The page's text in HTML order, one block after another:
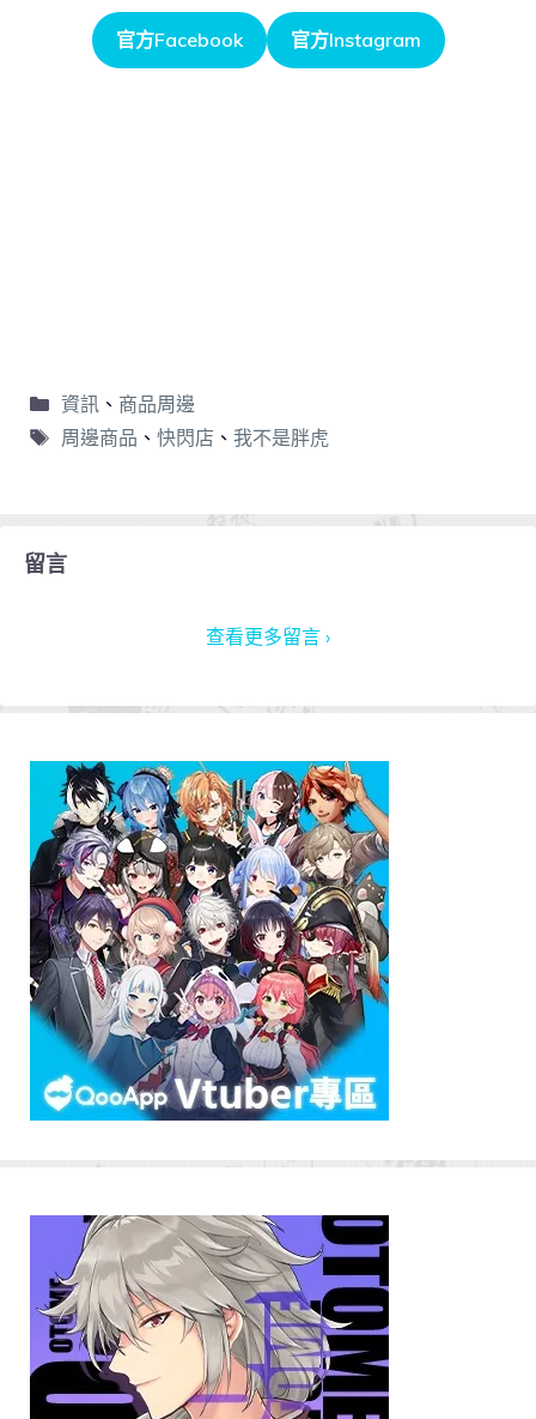
官方Facebook 官方Instagram
資訊、 商品周邊
周邊商品 、 快閃店 、 我不是胖虎
留言
查看更多留言 ›